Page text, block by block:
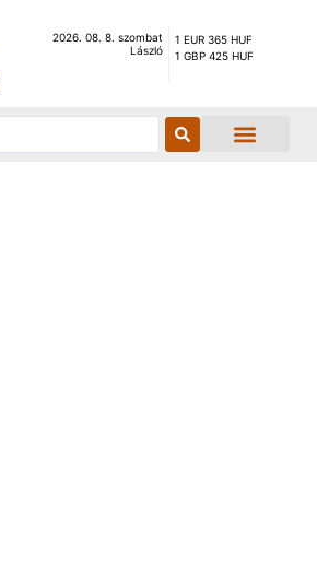
2026. 08. 8. szombat
László
1 EUR 365 HUF
1 GBP 425 HUF